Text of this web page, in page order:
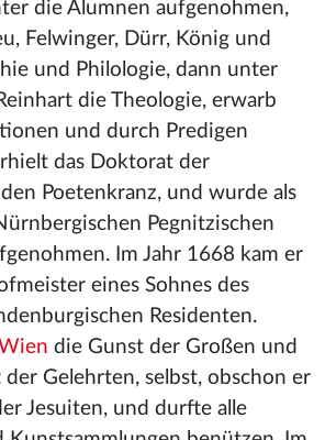
die Alumnen aufgenohmen,
Felwinger, Dürr, König und
und Philologie, dann unter
die Theologie, erwarb
und durch Predigen
das Doktorat der
Poetenkranz, und wurde als
Pegnitzischen
Im Jahr 1668 kam er
eines Sohnes des
Residenten.
die Gunst der Großen und
Gelehrten, selbst, obschon er
Jesuiten, und durfte alle